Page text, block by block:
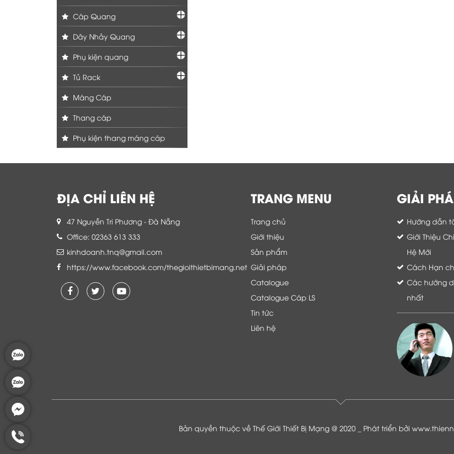
Cáp Quang
Dây Nhảy Quang
Phụ kiện quang
Tủ Rack
Máng Cáp
Thang cáp
Phụ kiện thang máng cáp
ĐỊA CHỈ LIÊN HỆ
47 Nguyễn Tri Phương - Đà Nẵng
Office: 02363 613 333
kinhdoanh.tnq@gmail.com
https://www.facebook.com/thegioithietbimang.net
TRANG MENU
Trang chủ
Giới thiệu
Sản phẩm
Giải pháp
Catalogue
Catalogue Cáp LS
Tin tức
Liên hệ
GIẢI
Hướng dẫn
Giới Thiệu
Hệ Mới
Cách Hạn
Các hướng
nhất
tâm và tin tưởng đội ngũ kỹ thuật, chăm
sóc khách hàng luôn hỗ trợ khách hàng
Là khách hàng đang sử dụng dịch vụ của
Bản quyền thuộc về Thế Giới Thiết Bị Mạng @ 2020 _ Phát triển bởi